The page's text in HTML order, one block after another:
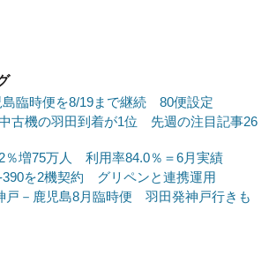
島臨時便を8/19まで継続 80便設定
古機の羽田到着が1位 先週の注目記事26
％増75万人 利用率84.0％＝6月実績
390を2機契約 グリペンと連携運用
戸－鹿児島8月臨時便 羽田発神戸行きも